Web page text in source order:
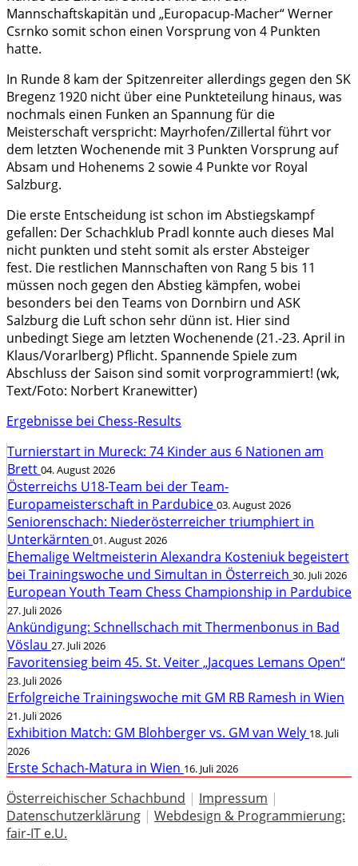
Mannschaftskapitän und „Europacup-Macher“ Werner
Csrnko somit schon einen Vorsprung von 4 Punkten
hatte.
In Runde 8 kam der Spitzenreiter allerdings gegen den SK
Bregenz 1920 nicht über eine Punkteteilung hinaus, was
nochmals einen Funken an Spannung für die
Meisterschaft verspricht: Mayrhofen/Zillertal führt vor
dem letzten Wochenende mit 3 Punkten Vorsprung auf
Absam und Hohenems 2 sowie 4 Punkte vor Royal
Salzburg.
Die erste Entscheidung ist schon im Abstiegskampf
gefallen: Der Schachklub Pradl konnte auch dieses Mal
nicht punkten und steht somit als erster Absteiger
fest. Die restlichen Mannschaften von Rang 5 bis 11
müssen noch gegen den Abstieg kämpfen, wobei
besonders bei den Teams von Dornbirn und ASK
Salzburg die Luft schon sehr dünn ist. Hier sind
unbedingt Siege am letzten Wochenende (21.-23. April in
Klaus/Vorarlberg) Pflicht. Spannende Spiele zum
Abschluss der Saison sind somit vorprogrammiert! (wk,
Text/Foto: Norbert Kranewitter)
Ergebnisse bei Chess-Results
Turnierstart in Mureck: 74 Kinder aus 6 Nationen am
Brett 04. August 2026
Österreichs U18-Team bei der Team-
Europameisterschaft in Pardubice 03. August 2026
Seniorenschach: Niederösterreicher triumphiert in
Unterkärnten 01. August 2026
Ehemalige Weltmeisterin Alexandra Kosteniuk begeistert
bei Trainingswoche und Simultan in Österreich 30. Juli 2026
European Youth Team Chess Championship in Pardubice
27. Juli 2026
Ankündigung: Schnellschach mit Thermenbonus in Bad
Vöslau 27. Juli 2026
Favoritensieg beim 45. St. Veiter „Jacques Lemans Open“
23. Juli 2026
Erfolgreiche Trainingswoche mit GM RB Ramesh in Wien
21. Juli 2026
Exhibition Match: GM Blohberger vs. GM van Wely 18. Juli
2026
Erste Schach-Matura in Wien 16. Juli 2026
Österreichischer Schachbund | Impressum |
Datenschutzerklärung | Webdesign & Programmierung:
fair-IT e.U.